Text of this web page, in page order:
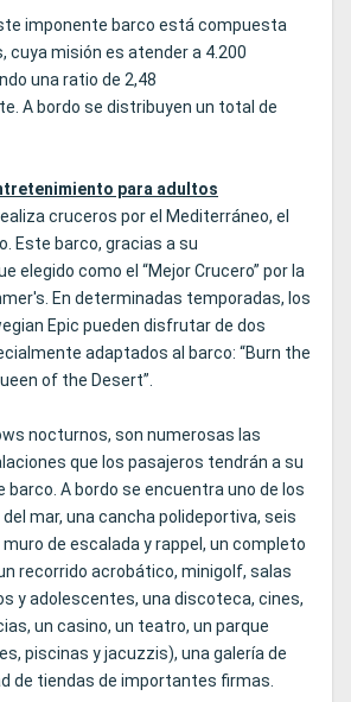
imponente barco está compuesta
cuya misión es atender a 4.200
una ratio de 2,48
A bordo se distribuyen un total de
para adultos
cruceros por el Mediterráneo, el
Este barco, gracias a su
elegido como el “Mejor Crucero” por la
En determinadas temporadas, los
Epic pueden disfrutar de dos
adaptados al barco: “Burn the
of the Desert”.
nocturnos, son numerosas las
que los pasajeros tendrán a su
barco. A bordo se encuentra uno de los
mar, una cancha polideportiva, seis
de escalada y rappel, un completo
recorrido acrobático, minigolf, salas
y adolescentes, una discoteca, cines,
un casino, un teatro, un parque
piscinas y jacuzzis), una galería de
de tiendas de importantes firmas.